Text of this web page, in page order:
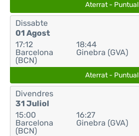
Aterrat - Puntual
Dissabte
01 Agost
17:12
Barcelona
(BCN)
18:44
Ginebra (GVA)
Aterrat - Puntual
Divendres
31 Juliol
15:00
Barcelona
(BCN)
16:27
Ginebra (GVA)